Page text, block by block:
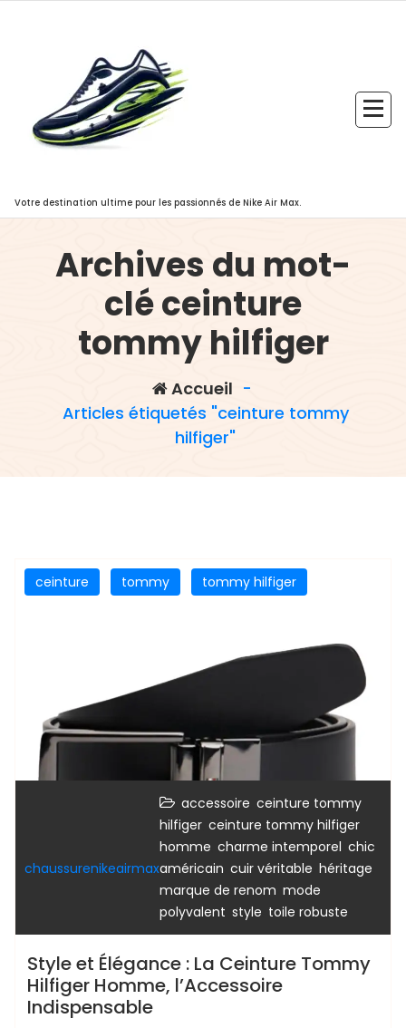
Votre destination ultime pour les passionnés de Nike Air Max.
Archives du mot-
clé ceinture
tommy hilfiger
Accueil -
Articles étiquetés "ceinture tommy
hilfiger"
ceinture tommy tommy hilfiger
chaussurenikeairmax
accessoire ceinture tommy
hilfiger ceinture tommy hilfiger
homme charme intemporel chic
américain cuir véritable héritage
marque de renom mode
polyvalent style toile robuste
Style et Élégance : La Ceinture Tommy
Hilfiger Homme, l’Accessoire
Indispensable